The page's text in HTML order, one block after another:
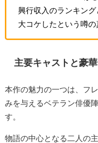
興行収入のランキング
大コケしたという噂の
主要キャストと豪
本作の魅力の一つは、フ
みを与えるベテラン俳優
す。
物語の中心となる二人の